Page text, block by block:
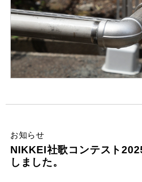
お知らせ
NIKKEI社歌コンテスト
しました。